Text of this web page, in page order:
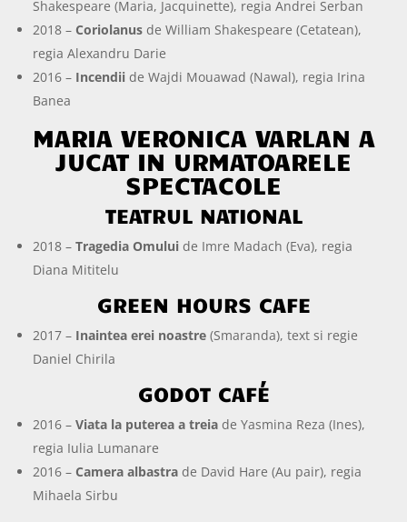
Shakespeare (Maria, Jacquinette), regia Andrei Serban
2018 – Coriolanus de William Shakespeare (Cetatean),
regia Alexandru Darie
2016 – Incendii de Wajdi Mouawad (Nawal), regia Irina
Banea
MARIA VERONICA VARLAN A
JUCAT IN URMATOARELE
SPECTACOLE
TEATRUL NATIONAL
2018 –Tragedia Omului de Imre Madach (Eva), regia
Diana Mititelu
GREEN HOURS CAFE
2017 – Inaintea erei noastre (Smaranda), text si regie
Daniel Chirila
GODOT CAFÉ
2016 –Viata la puterea a treia de Yasmina Reza (Ines),
regia Iulia Lumanare
2016 – Camera albastra de David Hare (Au pair), regia
Mihaela Sirbu